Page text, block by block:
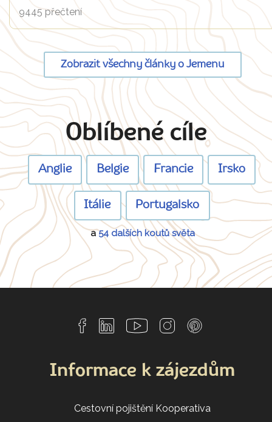
9445 přečtení
Zobrazit všechny články o Jemenu
Oblíbené cíle
Anglie Belgie Francie Irsko
Itálie Portugalsko
a54 dalších koutů světa
Informace k zájezdům
Cestovní pojištění Kooperativa